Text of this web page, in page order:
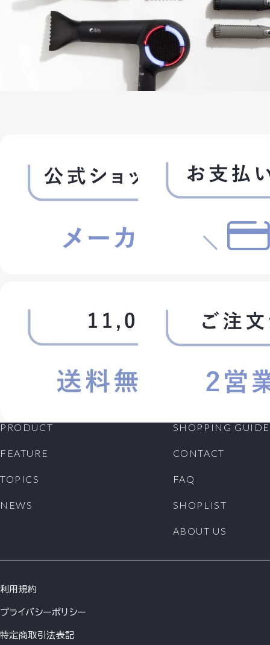
PRODUCT
FEATURE
TOPICS
NEWS
SHOPPING GUIDE
CONTACT
FAQ
SHOPLIST
ABOUT US
利用規約
プライバシーポリシー
特定商取引法表記